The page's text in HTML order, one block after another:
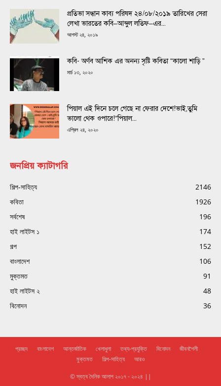
প্রতিভা সন্ধান কাব্য পরিষদ ২৪/০৮/২০১৯ তারিখের সেরা
লেখা ভারতের কবি–আব্দুল লতিফ–এর...
আগস্ট ২৪, ২০১৯
কবি- অর্ণব আশিক এর অনন্য সৃষ্টি কবিতা “কালো শাড়ি ”
মার্চ ১৩, ২০২০
পিয়াল এই দিনে চলে গেছে না ফেরার দেশে!ভাই,তুমি
ভালো থেক ওপারে!“পিয়াল...
এপ্রিল ২৪, ২০২০
জনপ্রিয় ক্যাটাগরি
শিল্প-সাহিত্য
2146
কবিতা
1926
সর্বশেষ
196
হাই লাইটস ১
174
গল্প
152
বাংলাদেশ
106
মুক্তমত
91
হাই লাইটস ২
48
বিনোদন
36
প্রচ্ছদ বাংলাদেশ আন্তর্জাতিক খেলাধুলা তথ্য-প্রযুক্তি বিনোদন
জীবনশৈলী
মুক্তমত
শিল্প-সাহিত্য আরও
© স্বত্ব দৈনিক আলাপ ২০১৭ - ২০২৪ ||